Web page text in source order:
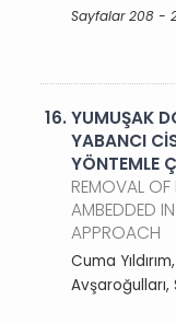
Sayfalar 208 -
16.YUMUŞAK
YABANCI
YÖNTEMLE
REMOVAL
AMBEDDED
APPROACH
Cuma